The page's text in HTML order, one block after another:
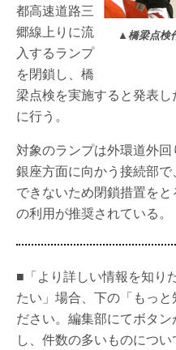
▲橋梁点検
都高速道路三
郷線上りに流
入するランプ
を閉鎖し、橋
梁点検を実施すると発表
に行う。
対象のランプは外環道外
銀座方面に向かう接続部
できないため閉鎖措置を
の利用が推奨されている。
■「より詳しい情報を知り
たい」場合、下の「もっ
ださい。編集部にてボタ
し、件数の多いものにつ